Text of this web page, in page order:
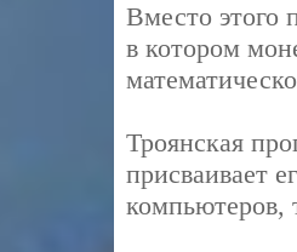
Вместо этого
в котором
Троянская
присваивает
компьютеров,